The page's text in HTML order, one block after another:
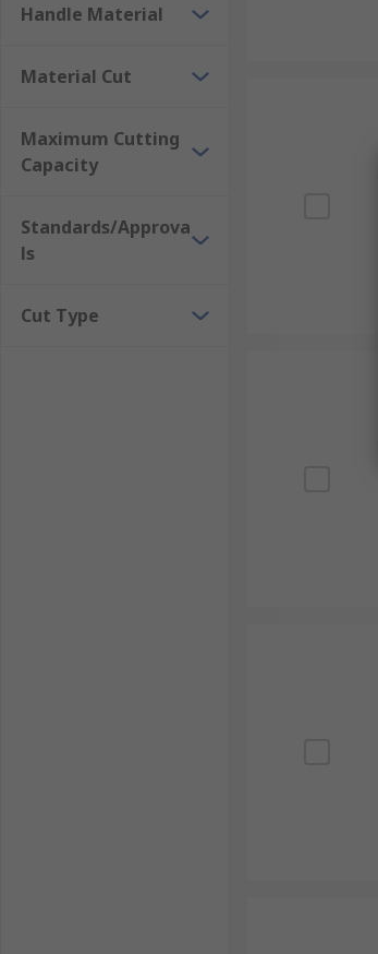
Handle Material
Material Cut
Maximum Cutting
Capacity
Standards/Approva
ls
Cut Type